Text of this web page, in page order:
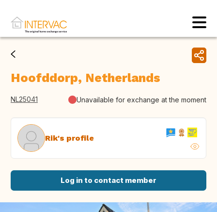
Hoofddorp, Netherlands
NL25041 Unavailable for exchange at the moment
Rik's profile
Log in to contact member